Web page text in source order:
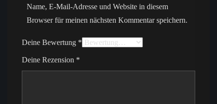
Name, E-Mail-Adresse und Website in diesem
Browser für meinen nächsten Kommentar speichern.
Deine Bewertung *
Deine Rezension *